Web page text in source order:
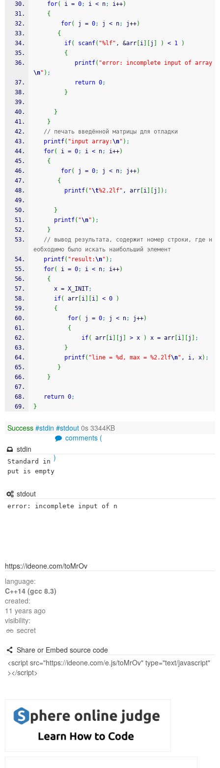
for( i = 0; i < n; i++)
{
for( j = 0; j < n; j++)
{
if( scanf( "%lf" , &arr i j ) < 1
)
{
printf( "error: incomplete input of array
\n" ) ;
return 0;
}
}
}
// печать введённой матрицы для отладки
printf( "input array:\n" ) ;
for( i = 0; i < n; i++)
{
for( j = 0; j < n; j++)
{
printf( "\t%2.2lf" , arr i j ) ;
}
printf( "\n" ) ;
}
// вывод результата, содержит номер строки, где н
еобходимо было искать наибольший элемент
printf( "result:\n" ) ;
for( i = 0; i < n; i++)
{
      x
= X_INIT;
if( arr i i < 0
)
{
for( j = 0; j < n; j++)
{
if( arr i j > x ) x = arr i j
;
}
printf( "line = %d, max = %2.2lf\n" , i, x) ;
}
}
return 0;
}
Success #stdin #stdout 0s 3344KB
comments (
)
stdin
Standard in
put is empty
stdout
https://ideone.com/toMrOv
language:
C++14 (gcc 8.3)
created:
11 years ago
visibility:
secret
Share or Embed source code